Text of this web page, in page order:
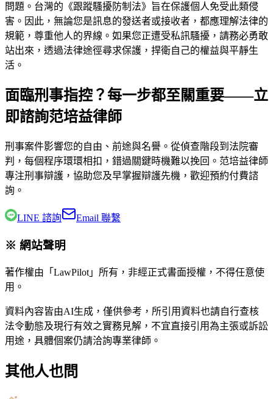
問題。台灣的《跟蹤騷擾防制法》旨在保護個人免受此類侵
害。因此，無論您是訊息的發送者或接收者，都應理解法律的
規範，尊重他人的界線。如果您正遭受私訊騷擾，請務必勇敢
站出來，透過法律途徑尋求保護，捍衛自己的權益與平靜生
活。
面臨刑事指控？每一步都至關重要——立
即諮詢范培益律師
刑事案件影響您的自由、前途與名譽。從偵查階段到法院審
判，每個程序環環相扣，錯過關鍵時機難以挽回。 范培益律師
專注刑事辯護，協助您及早掌握辯護先機，歡迎預約付費諮
詢。
LINE 諮詢 Email 聯繫
※ 網站聲明
著作權由「LawPilot」所有，非經正式書面授權，不得任意使
用。
資料內容皆由AI生成，僅供參考，所引用資料也請自行查核
法令動態及現行有效之實務見解，不宜直接引用為主張或訴訟
用途，具體個案仍請洽詢專業律師。
其他人也問